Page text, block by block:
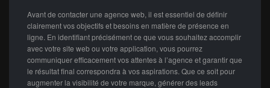
Avant de contacter une agence web, il est essentiel de définir
clairement vos objectifs et besoins en matière de présence en
ligne. En identifiant précisément ce que vous souhaitez accomplir
avec votre site web ou votre application, vous pourrez
communiquer efficacement vos attentes à l’agence et garantir que
le résultat final correspondra à vos aspirations. Que ce soit pour
augmenter la visibilité de votre marque, générer des leads